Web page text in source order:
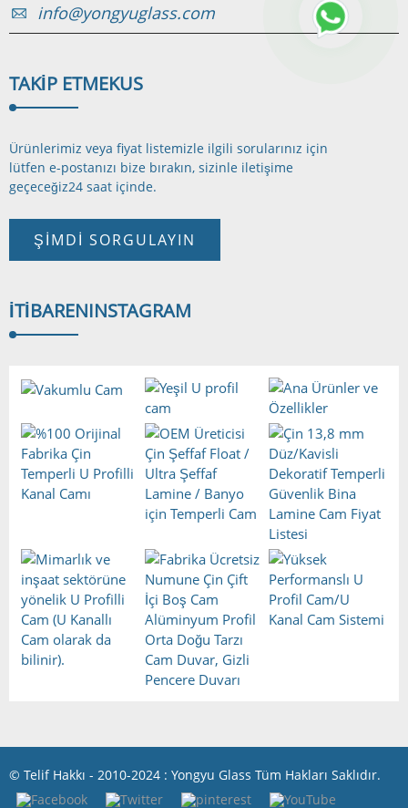
info@yongyuglass.com
TAKIP ETMEKUS
Ürünlerimiz veya fiyat listemizle ilgili sorularınız için
lütfen e-postanızı bize bırakın, sizinle iletişime
geçeceğiz24 saat içinde.
ŞIMDI SORGULAYIN
İTIBARENINSTAGRAM
© Telif Hakkı - 2010-2024 : Yongyu Glass Tüm Hakları Saklıdır.